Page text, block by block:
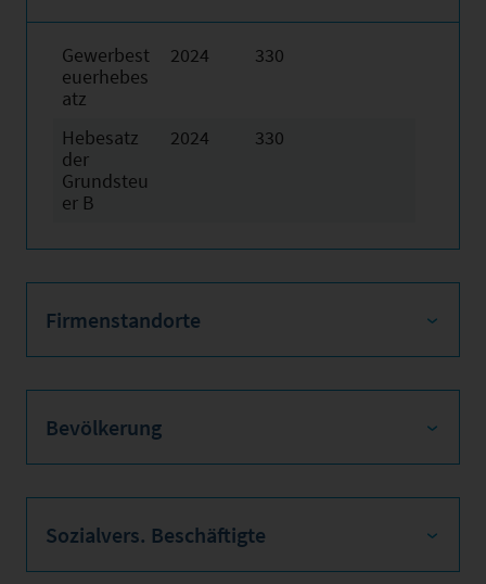
Gewerbest
euerhebes
atz
2024 330
Hebesatz
der
Grundsteu
er B
2024 330
Firmenstandorte
Bevölkerung
Sozialvers. Beschäftigte